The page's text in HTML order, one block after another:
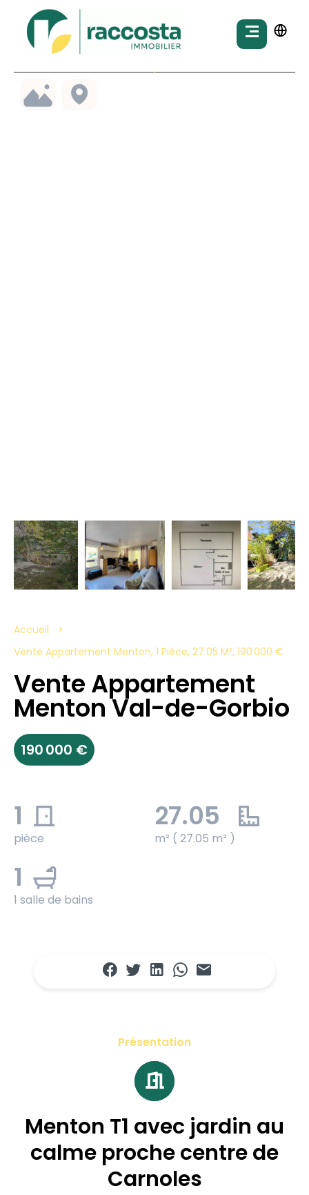
Accueil
Vente Appartement Menton, 1 Pièce, 27.05 M², 190 000 €
Vente Appartement
Menton Val-de-Gorbio
190 000 €
1
pièce
27.05
m² ( 27.05 m² )
1
1 salle de bains
Présentation
Menton T1 avec jardin au
calme proche centre de
Carnoles